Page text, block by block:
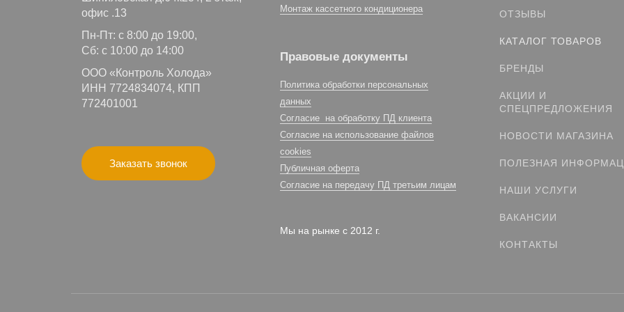
офис .13
Пн-Пт: с 8:00 до 19:00,
Сб: с 10:00 до 14:00
ООО «Контроль Холода»
ИНН 7724834074, КПП
772401001
Заказать звонок
Монтаж кассетного кондиционера
Правовые документы
Политика обработки персональных
данных
Согласие на обработку ПД клиента
Согласие на использование файлов
cookies
Публичная оферта
Согласие на передачу ПД третьим лицам
Мы на рынке с 2012 г.
ОТЗЫВЫ
КАТАЛОГ ТОВАРОВ
БРЕНДЫ
АКЦИИ И
СПЕЦПРЕДЛОЖЕНИЯ
НОВОСТИ МАГАЗИНА
ПОЛЕЗНАЯ
НАШИ УСЛУГИ
ВАКАНСИИ
КОНТАКТЫ